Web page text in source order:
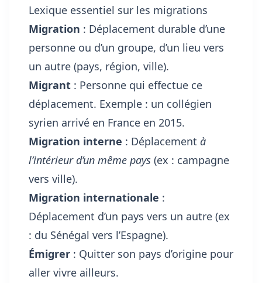
Lexique essentiel sur les migrations
Migration : Déplacement durable d’une
personne ou d’un groupe, d’un lieu vers
un autre (pays, région, ville).
Migrant : Personne qui effectue ce
déplacement. Exemple : un collégien
syrien arrivé en France en 2015.
Migration interne : Déplacement à
l’intérieur d’un même pays (ex : campagne
vers ville).
Migration internationale :
Déplacement d’un pays vers un autre (ex
: du Sénégal vers l’Espagne).
Émigrer : Quitter son pays d’origine pour
aller vivre ailleurs.